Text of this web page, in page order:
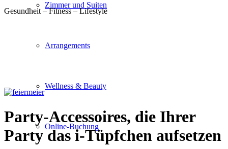
Zimmer und Suiten
Arrangements
Wellness & Beauty
Online-Buchung
Gesundheit – Fitness – Lifestyle
Party-Accessoires, die Ihrer
Party das i-Tüpfchen aufsetzen